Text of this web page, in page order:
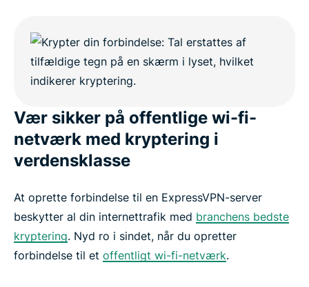
Vær sikker på offentlige wi-fi-
netværk med kryptering i
verdensklasse
At oprette forbindelse til en ExpressVPN-server
beskytter al din internettrafik med branchens bedste
kryptering. Nyd ro i sindet, når du opretter
forbindelse til et offentligt wi-fi-netværk.